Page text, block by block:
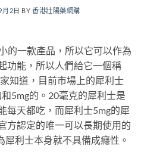
月2日 BY 香港壯陽藥網購
的一款產品，所以它可以作為
功能，所以人們給它一個稱
家知道，目前市場上的犀利士
5mg的。20毫克的犀利士是
每天都吃，而犀利士5mg的犀
方認定的唯一可以長期使用的
犀利士本身就不具備成癮性。